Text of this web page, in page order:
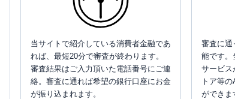
当サイトで紹介している消費者金融であ
れば、最短20分で審査が終わります。
審査結果はご入力頂いた電話番号にご連
絡。審査に通れば希望の銀行口座にお金
が振り込まれます。
審査に通
能です。
サービス
トア等
ができま